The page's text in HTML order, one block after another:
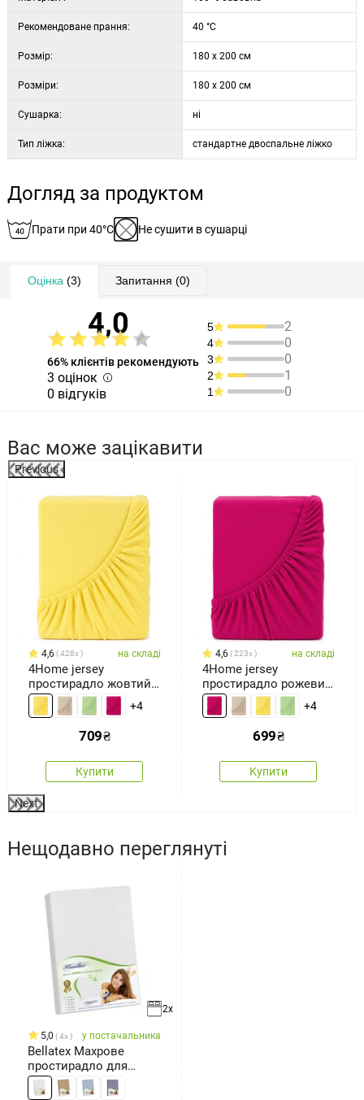
Рекомендоване прання: 40 °C
Розмір: 180 x 200 см
Розміри: 180 x 200 см
Сушарка: ні
Тип ліжка: стандартне двоспальне ліжко
Догляд за продуктом
Прати при 40°C Не сушити в сушарці
Оцінка (3) Запитання (0)
4,0
66% клієнтів рекомендують
3 оцінок
0 відгуків
5 2
4 0
3 0
2 1
1 0
Вас може зацікавити
Previous
4,6 428x на складі
4Home jersey
простирадло жовтий,
180 x 200 см
+4
709₴
Купити
4,6 223x на складі
4Home jersey
простирадло рожевий,
180 x 200 см
+4
699₴
Купити
Next
Нещодавно переглянуті
2x
5,0 4x у постачальника
Bellatex Махрове
простирадло для
високих матраців